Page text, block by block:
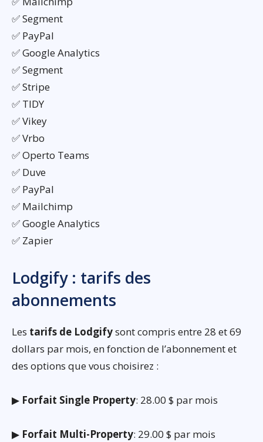
✅ Segment
✅ PayPal
✅ Google Analytics
✅ Segment
✅ Stripe
✅ TIDY
✅ Vikey
✅ Vrbo
✅ Operto Teams
✅ Duve
✅ PayPal
✅ Mailchimp
✅ Google Analytics
✅ Zapier
Lodgify : tarifs des
abonnements
Les tarifs de Lodgifysont compris entre 28 et 69
dollars par mois, en fonction de l’abonnement et
des options que vous choisirez :
▶ Forfait Single Property: 28.00 $ par mois
▶ Forfait Multi-Property: 29.00 $ par mois